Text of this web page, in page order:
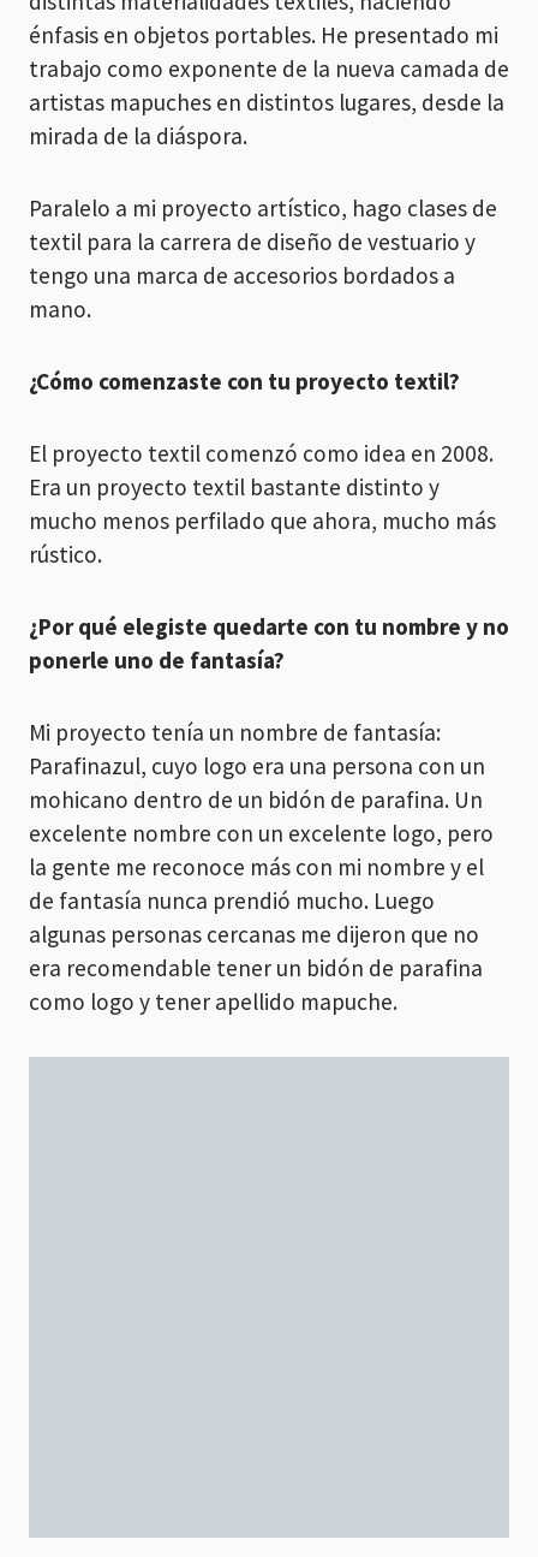
énfasis en objetos portables. He presentado mi
trabajo como exponente de la nueva camada de
artistas mapuches en distintos lugares, desde la
mirada de la diáspora.
Paralelo a mi proyecto artístico, hago clases de
textil para la carrera de diseño de vestuario y
tengo una marca de accesorios bordados a
mano.
¿Cómo comenzaste con tu proyecto textil?
El proyecto textil comenzó como idea en 2008.
Era un proyecto textil bastante distinto y
mucho menos perfilado que ahora, mucho más
rústico.
¿Por qué elegiste quedarte con tu nombre y no
ponerle uno de fantasía?
Mi proyecto tenía un nombre de fantasía:
Parafinazul, cuyo logo era una persona con un
mohicano dentro de un bidón de parafina. Un
excelente nombre con un excelente logo, pero
la gente me reconoce más con mi nombre y el
de fantasía nunca prendió mucho. Luego
algunas personas cercanas me dijeron que no
era recomendable tener un bidón de parafina
como logo y tener apellido mapuche.